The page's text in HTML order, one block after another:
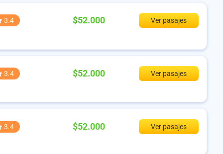
3.4 $52.000 Ver pasajes
3.4 $52.000 Ver pasajes
3.4 $52.000 Ver pasajes